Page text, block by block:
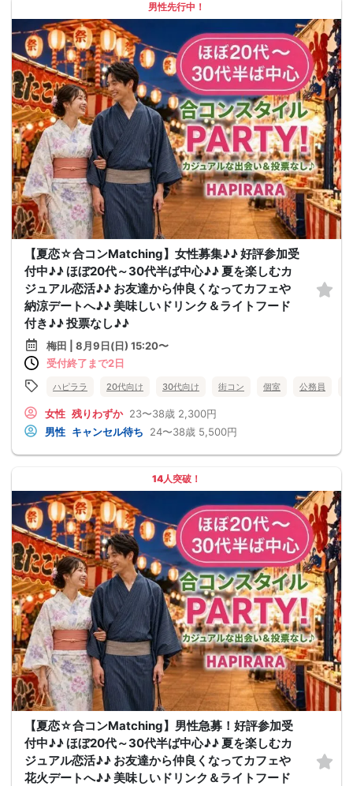
男性先行中！
【夏恋☆合コンMatching】女性募集♪♪ 好評参加受
付中♪♪ ほぼ20代～30代半ば中心♪♪ 夏を楽しむカ
ジュアル恋活♪♪ お友達から仲良くなってカフェや
納涼デートへ♪♪ 美味しいドリンク＆ライトフード
付き♪♪ 投票なし♪♪
梅田 | 8月9日(日) 15:20〜
受付終了まで2日
ハピララ 20代向け 30代向け 街コン 個室 公務員
女性 残りわずか 23〜38歳 2,300円
男性 キャンセル待ち 24〜38歳 5,500円
14人突破！
【夏恋☆合コンMatching】男性急募！好評参加受
付中♪♪ ほぼ20代～30代半ば中心♪♪ 夏を楽しむカ
ジュアル恋活♪♪ お友達から仲良くなってカフェや
花火デートへ♪♪ 美味しいドリンク＆ライトフード